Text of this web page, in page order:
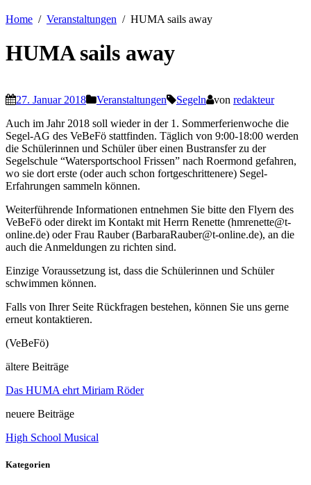
Home Veranstaltungen HUMA sails away
HUMA sails away
27. Januar 2018 Veranstaltungen Segeln von redakteur
Auch im Jahr 2018 soll wieder in der 1. Sommerferienwoche die
Segel-AG des VeBeFö stattfinden. Täglich von 9:00-18:00 werden
die Schülerinnen und Schüler über einen Bustransfer zu der
Segelschule “Watersportschool Frissen” nach Roermond gefahren,
wo sie dort erste (oder auch schon fortgeschrittenere) Segel-
Erfahrungen sammeln können.
Weiterführende Informationen entnehmen Sie bitte den Flyern des
VeBeFö oder direkt im Kontakt mit Herrn Renette (hmrenette@t-
online.de) oder Frau Rauber (BarbaraRauber@t-online.de), an die
auch die Anmeldungen zu richten sind.
Einzige Voraussetzung ist, dass die Schülerinnen und Schüler
schwimmen können.
Falls von Ihrer Seite Rückfragen bestehen, können Sie uns gerne
erneut kontaktieren.
(VeBeFö)
ältere Beiträge
Das HUMA ehrt Miriam Röder
neuere Beiträge
High School Musical
Kategorien